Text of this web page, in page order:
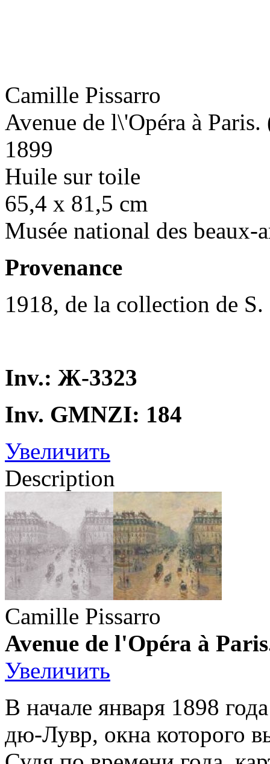
Camille Pissarro
Avenue de l\'Opéra à
1899
Huile sur toile
65,4 x 81,5 cm
Musée national des beaux-
Provenance
1918, de la collection de
Inv.: Ж-3323
Inv. GMNZI: 184
Увеличить
Description
Camille Pissarro
Avenue de l'Opéra à
Увеличить
В начале января 1898
дю-Лувр, окна которого